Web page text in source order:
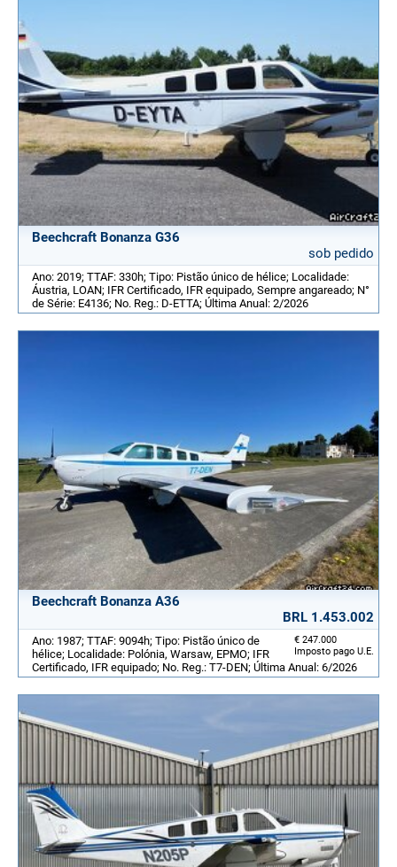
Beechcraft Bonanza G36
sob pedido
Ano: 2019; TTAF: 330h; Tipo: Pistão único de hélice; Localidade:
Áustria, LOAN; IFR Certificado, IFR equipado, Sempre angareado; N°
de Série: E4136; No. Reg.: D-ETTA; Última Anual: 2/2026
Beechcraft Bonanza A36
BRL 1.453.002
€ 247.000
Imposto pago U.E.
Ano: 1987; TTAF: 9094h; Tipo: Pistão único de
hélice; Localidade: Polónia, Warsaw, EPMO; IFR
Certificado, IFR equipado; No. Reg.: T7-DEN; Última Anual: 6/2026